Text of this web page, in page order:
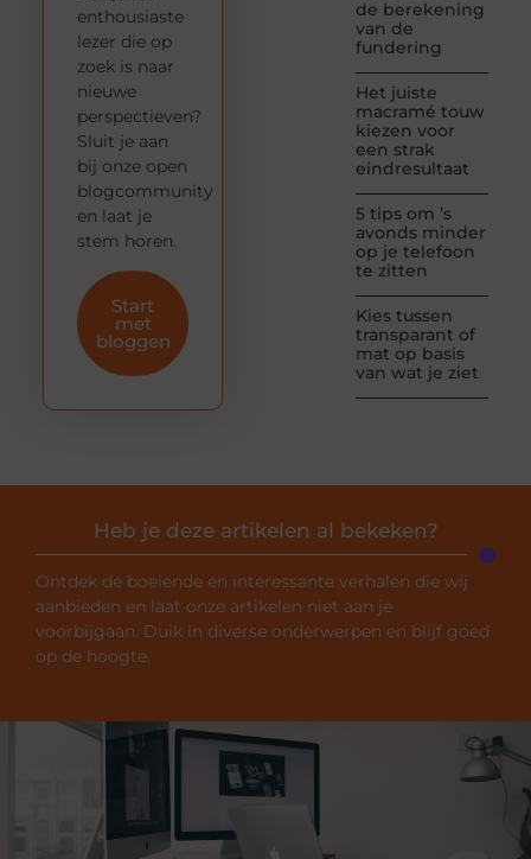
de berekening
van de
fundering
Het juiste
macramé touw
kiezen voor
een strak
eindresultaat
5 tips om ’s
avonds minder
op je telefoon
te zitten
Kies tussen
transparant of
mat op basis
van wat je ziet
enthousiaste
lezer die op
zoek is naar
nieuwe
perspectieven?
Sluit je aan
bij onze open
blogcommunity
en laat je
stem horen.
Start
met
bloggen
Heb je deze artikelen al bekeken?
Ontdek de boeiende en interessante verhalen die wij
aanbieden en laat onze artikelen niet aan je
voorbijgaan. Duik in diverse onderwerpen en blijf goed
op de hoogte.